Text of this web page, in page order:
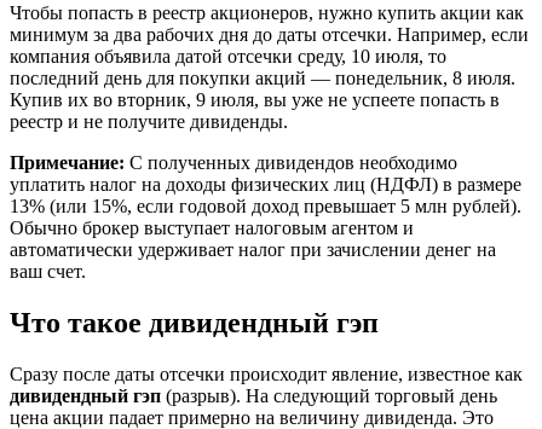
Чтобы попасть в реестр акционеров, нужно купить акции как
минимум за два рабочих дня до даты отсечки. Например, если
компания объявила датой отсечки среду, 10 июля, то
последний день для покупки акций — понедельник, 8 июля.
Купив их во вторник, 9 июля, вы уже не успеете попасть в
реестр и не получите дивиденды.
Примечание: С полученных дивидендов необходимо
уплатить налог на доходы физических лиц (НДФЛ) в размере
13% (или 15%, если годовой доход превышает 5 млн рублей).
Обычно брокер выступает налоговым агентом и
автоматически удерживает налог при зачислении денег на
ваш счет.
Что такое дивидендный гэп
Сразу после даты отсечки происходит явление, известное как
дивидендный гэп (разрыв). На следующий торговый день
цена акции падает примерно на величину дивиденда. Это